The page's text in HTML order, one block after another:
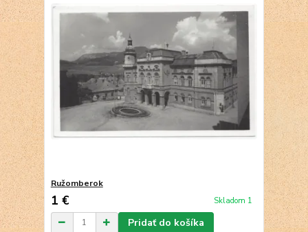
Ružomberok
1 € Skladom 1
Pridať do košíka